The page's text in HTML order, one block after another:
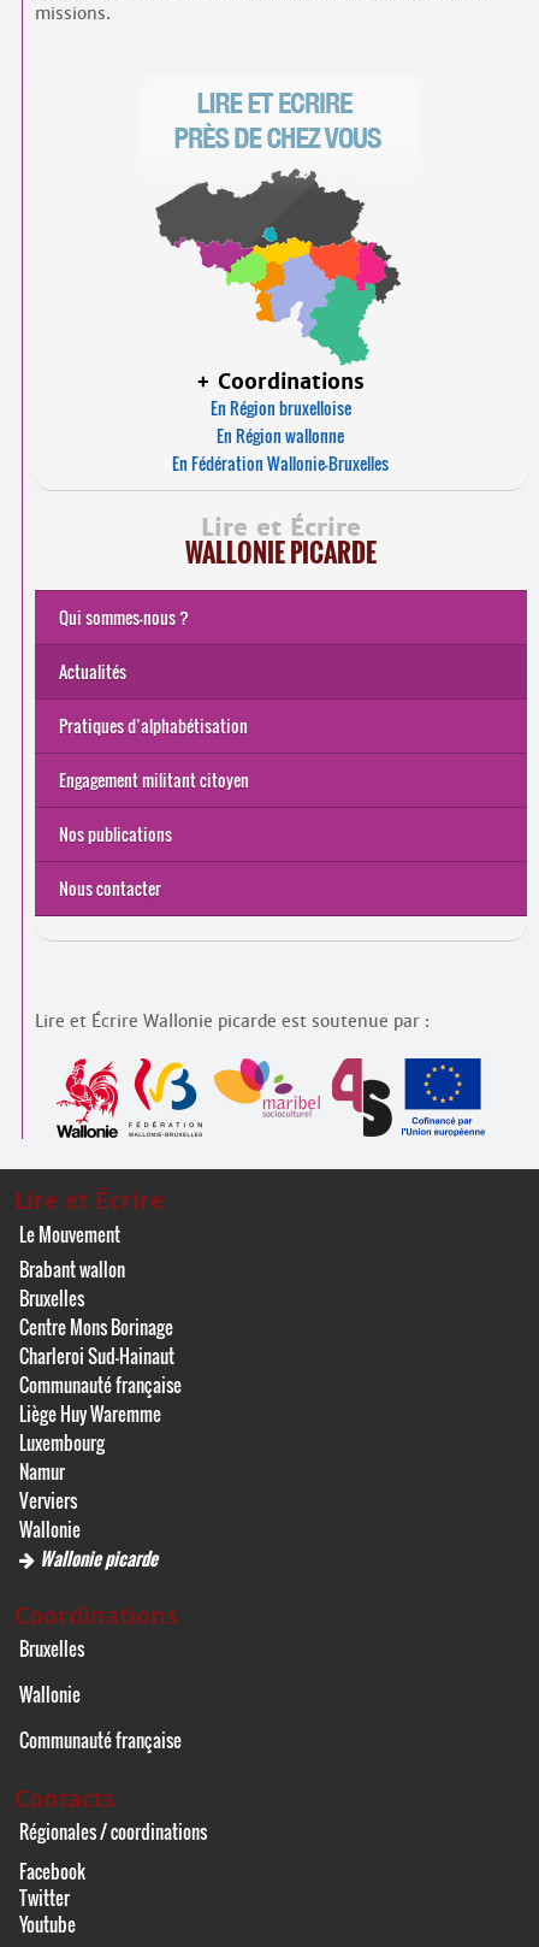
missions.
+ Coordinations
En Région bruxelloise
En Région wallonne
En Fédération Wallonie-Bruxelles
Lire et Écrire
WALLONIE PICARDE
Qui sommes-nous ?
Actualités
Pratiques d’alphabétisation
Engagement militant citoyen
Nos publications
Nous contacter
Lire et Écrire Wallonie picarde est soutenue par :
Lire et Écrire
Le Mouvement
Brabant wallon
Bruxelles
Centre Mons Borinage
Charleroi Sud-Hainaut
Communauté française
Liège Huy Waremme
Luxembourg
Namur
Verviers
Wallonie
Wallonie picarde
Coordinations
Bruxelles
Wallonie
Communauté française
Contacts
Régionales / coordinations
Facebook
Twitter
Youtube